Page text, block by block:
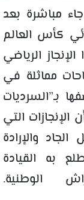
مباشرة بعد
كأس العالم
الرياضي
مماثلة في
بـ”السرديات
التي
والإرادة
به القيادة
الوطنية.